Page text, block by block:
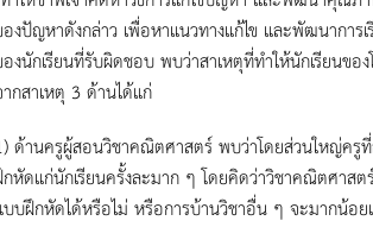
งปัญหาดังกล่าว เพื่อหาแนวทางแก้ไข และพัฒนากา
งนักเรียนที่รับผิดชอบ พบว่าสาเหตุที่ทำให้นักเรียนขอ
กสาเหตุ 3 ด้านได้แก่
ด้านครูผู้สอนวิชาคณิตศาสตร์ พบว่าโดยส่วนใหญ่ครู
หัดแก่นักเรียนครั้งละมาก ๆ โดยคิดว่าวิชาคณิตศาสตร์
บฝึกหัดได้หรือไม่ หรือการบ้านวิชาอื่น ๆ จะมากน้อ